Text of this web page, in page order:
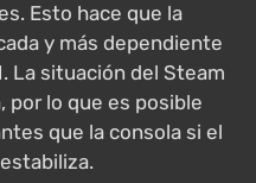
Esto hace que la
y más dependiente
La situación del Steam
por lo que es posible
que la consola si el